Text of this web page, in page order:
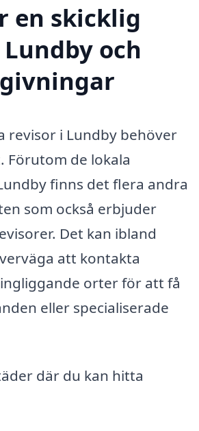
en skicklig
och
revisor i Lundby behöver
Förutom de lokala
finns det flera andra
som också erbjuder
Det kan ibland
att kontakta
orter för att få
eller specialiserade
där du kan hitta